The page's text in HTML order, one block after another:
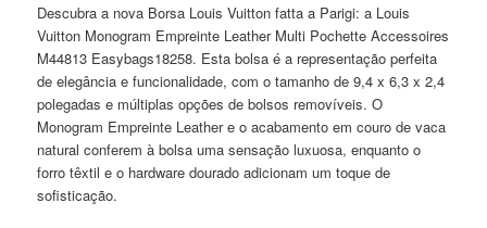
Descubra a nova Borsa Louis Vuitton fatta a Parigi: a Louis
Vuitton Monogram Empreinte Leather Multi Pochette Accessoires
M44813 Easybags18258. Esta bolsa é a representação perfeita
de elegância e funcionalidade, com o tamanho de 9,4 x 6,3 x 2,4
polegadas e múltiplas opções de bolsos removíveis. O
Monogram Empreinte Leather e o acabamento em couro de vaca
natural conferem à bolsa uma sensação luxuosa, enquanto o
forro têxtil e o hardware dourado adicionam um toque de
sofisticação.